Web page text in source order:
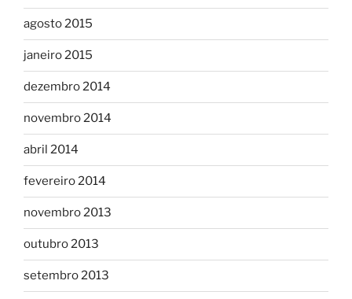
agosto 2015
janeiro 2015
dezembro 2014
novembro 2014
abril 2014
fevereiro 2014
novembro 2013
outubro 2013
setembro 2013